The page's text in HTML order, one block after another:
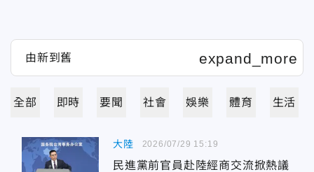
全部 即時 要聞 社會 娛樂 體育 生活
大陸
民進黨前官員赴陸經商交流掀熱議
2026/07/29 15:19